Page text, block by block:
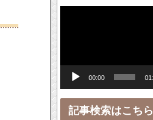
レ
ヤ
ー
00:00
記事検索はこちら